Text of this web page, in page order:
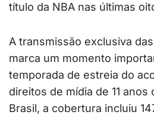
título da NBA nas últimas
A transmissão exclusiva
marca um momento
temporada de estreia do
direitos de mídia de 11 anos
Brasil, a cobertura incluiu